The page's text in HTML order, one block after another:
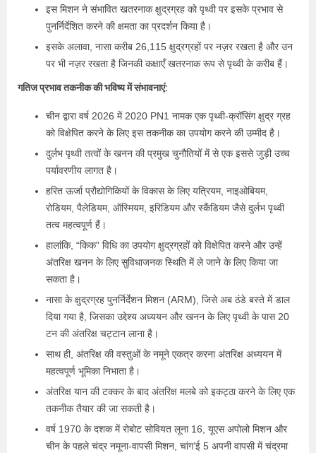
इस मिशन ने संभावित खतरनाक क्षुद्रग्रह को पृथ्वी पर इसके प्रभाव से
पुनर्निर्देशित करने की क्षमता का प्रदर्शन किया है।
इसके अलावा, नासा करीब 26,115 क्षुद्रग्रहों पर नज़र रखता है और उन
पर भी नज़र रखता है जिनकी कक्षाएँ खतरनाक रूप से पृथ्वी के करीब हैं।
गतिज प्रभाव तकनीक की भविष्य में संभावनाएं:
चीन द्वारा वर्ष 2026 में 2020 PN1 नामक एक पृथ्वी-क्रॉसिंग क्षुद्र ग्रह
को विक्षेपित करने के लिए इस तकनीक का उपयोग करने की उम्मीद है।
दुर्लभ पृथ्वी तत्वों के खनन की प्रमुख चुनौतियों में से एक इससे जुड़ी उच्च
पर्यावरणीय लागत है।
हरित ऊर्जा प्रौद्योगिकियों के विकास के लिए यत्रियम, नाइओबियम,
रोडियम, पैलेडियम, ऑस्मियम, इरिडियम और स्कैंडियम जैसे दुर्लभ पृथ्वी
तत्व महत्वपूर्ण हैं।
हालांकि, “किक” विधि का उपयोग क्षुद्रग्रहों को विक्षेपित करने और उन्हें
अंतरिक्ष खनन के लिए सुविधाजनक स्थिति में ले जाने के लिए किया जा
सकता है।
नासा के क्षुद्रग्रह पुनर्निर्देशन मिशन (ARM), जिसे अब ठंडे बस्ते में डाल
दिया गया है, जिसका उद्देश्य अध्ययन और खनन के लिए पृथ्वी के पास 20
टन की अंतरिक्ष चट्टान लाना है।
साथ ही, अंतरिक्ष की वस्तुओं के नमूने एकत्र करना अंतरिक्ष अध्ययन में
महत्वपूर्ण भूमिका निभाता है।
अंतरिक्ष यान की टक्कर के बाद अंतरिक्ष मलबे को इकट्ठा करने के लिए एक
तकनीक तैयार की जा सकती है।
वर्ष 1970 के दशक में रोबोट सोवियत लूना 16, यूएस अपोलो मिशन और
चीन के पहले चंद्र नमूना-वापसी मिशन, चांग’ई 5 अपनी वापसी में चंद्रमा